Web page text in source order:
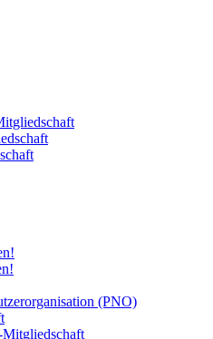
(PNO)
Mitgliedschaft